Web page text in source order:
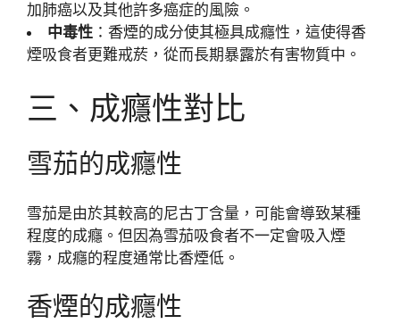
加肺癌以及其他許多癌症的風險。
中毒性 ：香煙的成分使其極具成癮性，這使得香
煙吸食者更難戒菸，從而長期暴露於有害物質中。
三、成癮性對比
雪茄的成癮性
雪茄是由於其較高的尼古丁含量，可能會導致某種
程度的成癮。但因為雪茄吸食者不一定會吸入煙
霧，成癮的程度通常比香煙低。
香煙的成癮性